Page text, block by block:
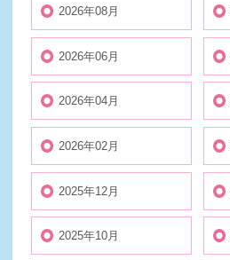
2026年08月
2026年06月
2026年04月
2026年02月
2025年12月
2025年10月